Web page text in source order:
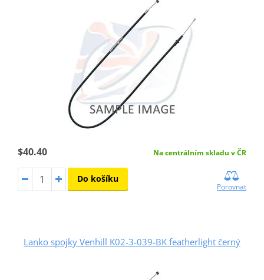
$40.40 Na centrálním skladu v ČR
Do košíku
Porovnat
Lanko spojky Venhill K02-3-039-BK featherlight černý